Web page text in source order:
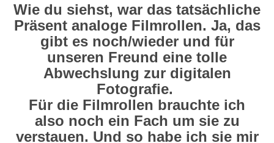
Wie du siehst, war das tatsächliche
Präsent analoge Filmrollen. Ja, das
gibt es noch/wieder und für
unseren Freund eine tolle
Abwechslung zur digitalen
Fotografie.
Für die Filmrollen brauchte ich
also noch ein Fach um sie zu
verstauen. Und so habe ich sie mir